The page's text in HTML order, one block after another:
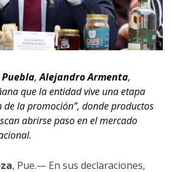
Puebla,Alejandro Armenta,
que la entidad vive una etapa
de la promoción”, donde productos
abrirse paso en el mercado
, Pue.— En sus declaraciones,